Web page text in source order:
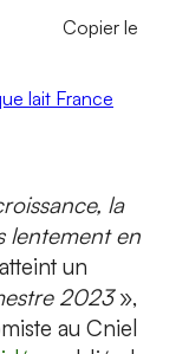
Copier le
lait France
la
lentement en
un
2023»,
au Cniel